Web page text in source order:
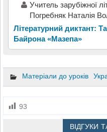
Учитель зарубіжної
Погребняк Наталія
Літературний диктант:
Байрона «Мазепа»
Матеріали до уроків
93
ВІДГУКИ